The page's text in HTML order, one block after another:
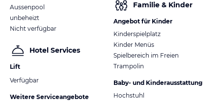
Aussenpool
unbeheizt
Nicht verfügbar
Hotel Services
Lift
Verfügbar
Weitere Serviceangebote
Familie & Kinder
Angebot für Kinder
Kinderspielplatz
Kinder Menüs
Spielbereich im Freien
Trampolin
Baby- und Kinderausstattung
Hochstuhl